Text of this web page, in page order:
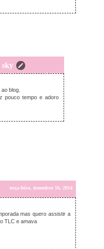
sky
feira, dezembro 17, 2014
blog.
pouco tempo e adoro
terça-feira, dezembro 16, 2014
mas quero assistir a
TLC e amava